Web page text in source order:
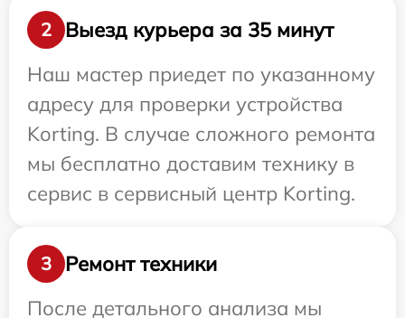
2
Выезд курьера за 35 минут
Наш мастер приедет по указанному
адресу для проверки устройства
Korting. В случае сложного ремонта
мы бесплатно доставим технику в
сервис в сервисный центр Korting.
3
Ремонт техники
После детального анализа мы